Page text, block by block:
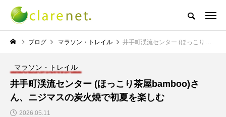
株式会社クレアネットの代表取締役ブログ
NEW POST
TECH BLOG サッカー・フットサル
ブログ マラソン・トレイル 井手町渓流センター (ほっこり茶屋bamboo)さん、ニジマスの炭火焼で初夏を楽しむ
マラソン・トレイル
井手町渓流センター (ほっこり茶屋bamboo)さ
ん、ニジマスの炭火焼で初夏を楽しむ
2026.05.11